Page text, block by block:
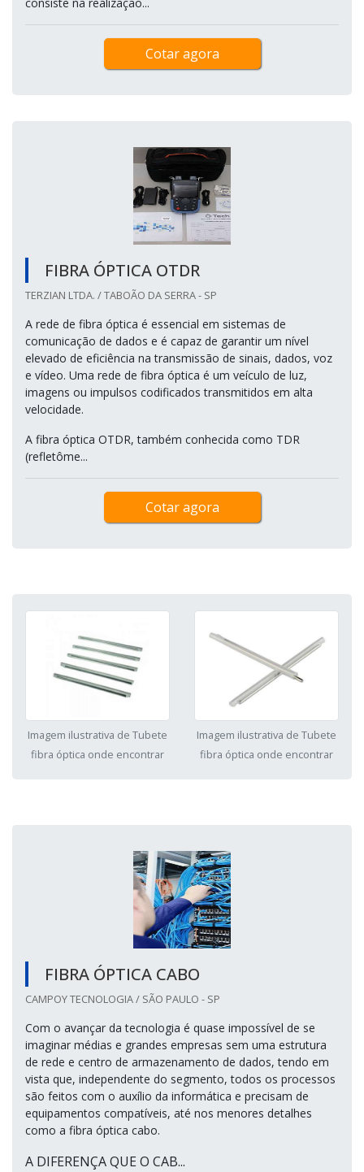
Cotar agora
FIBRA ÓPTICA OTDR
TERZIAN LTDA. / TABOÃO DA SERRA - SP
A rede de fibra óptica é essencial em sistemas de
comunicação de dados e é capaz de garantir um nível
elevado de eficiência na transmissão de sinais, dados, voz
e vídeo. Uma rede de fibra óptica é um veículo de luz,
imagens ou impulsos codificados transmitidos em alta
velocidade.
A fibra óptica OTDR, também conhecida como TDR
(refletôme...
Cotar agora
Imagem ilustrativa de Tubete
fibra óptica onde encontrar
Imagem ilustrativa de Tubete
fibra óptica onde encontrar
FIBRA ÓPTICA CABO
CAMPOY TECNOLOGIA / SÃO PAULO - SP
Com o avançar da tecnologia é quase impossível de se
imaginar médias e grandes empresas sem uma estrutura
de rede e centro de armazenamento de dados, tendo em
vista que, independente do segmento, todos os processos
são feitos com o auxílio da informática e precisam de
equipamentos compatíveis, até nos menores detalhes
como a fibra óptica cabo.
A DIFERENÇA QUE O CAB...